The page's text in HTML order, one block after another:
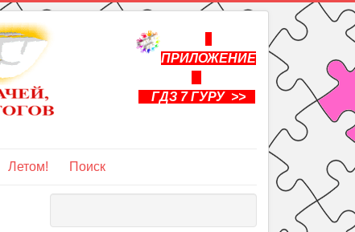
ПРИЛОЖЕНИЕ
ГДЗ 7 ГУРУ >>
Летом! Поиск